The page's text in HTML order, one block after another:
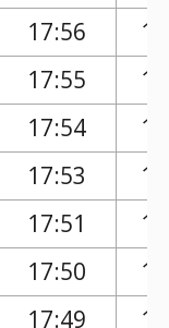
17:56
17:55
17:54
17:53
17:51
17:50
17:49